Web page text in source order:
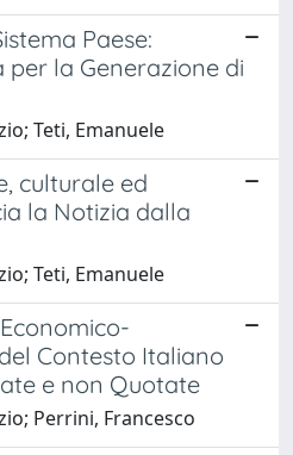
Paese:
la Generazione di
Teti, Emanuele
culturale ed
la Notizia dalla
Teti, Emanuele
Contesto Italiano
e non Quotate
Perrini, Francesco